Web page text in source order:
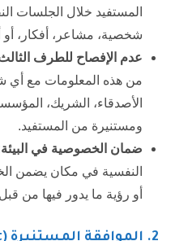
المستفيد خلال الجلسات
شخصية، مشاعر، أفكار، أو
عدم الإفصاح للطرف
من هذه المعلومات مع أي
الأصدقاء، الشريك،
ومستنيرة من المستفيد.
ضمان الخصوصية في
النفسية في مكان يضمن
أو رؤية ما يدور فيها من